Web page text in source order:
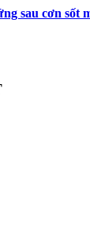
sau cơn sốt